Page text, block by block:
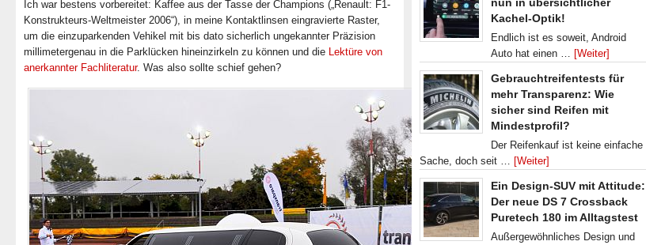
Ich war bestens vorbereitet: Kaffee aus der Tasse der Champions („Renault: F1-
Konstrukteurs-Weltmeister 2006“), in meine Kontaktlinsen eingravierte Raster,
um die einzuparkenden Vehikel mit bis dato sicherlich ungekannter Präzision
millimetergenau in die Parklücken hineinzirkeln zu können und die Lektüre von
anerkannter Fachliteratur. Was also sollte schief gehen?
Kachel-Optik!
Endlich ist es soweit, Android
Auto hat einen … [Weiter]
Gebrauchtreifentests für
mehr Transparenz: Wie
sicher sind Reifen mit
Mindestprofil?
Der Reifenkauf ist keine einfache
Sache, doch seit … [Weiter]
Ein Design-SUV mit Attitude:
Der neue DS 7 Crossback
Puretech 180 im Alltagstest
Außergewöhnliches Design und